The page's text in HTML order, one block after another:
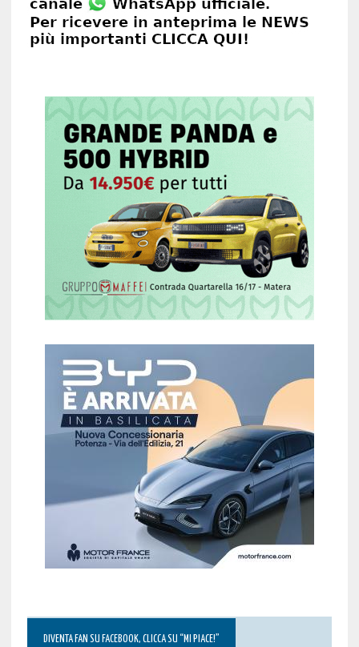
DIVENTA FAN SU FACEBOOK, CLICCA SU “MI PIACE!”